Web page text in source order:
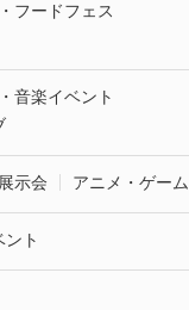
フードフェス
音楽イベント
展示会 アニメ・ゲーム
ント